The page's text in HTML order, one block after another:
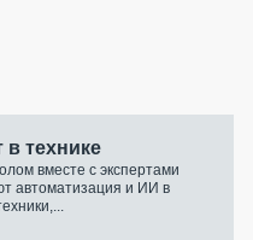
в технике
вместе с экспертами
автоматизация и ИИ в